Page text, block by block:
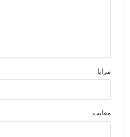
مزایا
معایب